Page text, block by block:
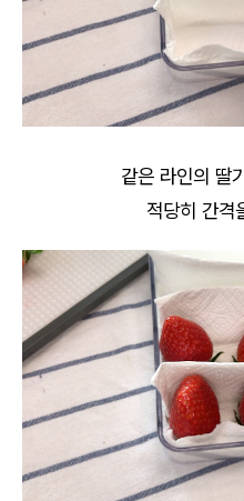
같은 라인의 딸
적당히 간격